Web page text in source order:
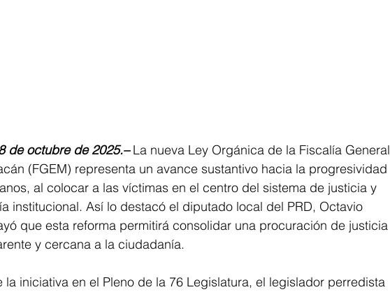
de octubre de 2025.– La nueva Ley Orgánica de la Fiscalía General
(FGEM) representa un avance sustantivo hacia la progresividad
al colocar a las víctimas en el centro del sistema de justicia y
institucional. Así lo destacó el diputado local del PRD, Octavio
que esta reforma permitirá consolidar una procuración de justicia
y cercana a la ciudadanía.
la iniciativa en el Pleno de la 76 Legislatura, el legislador perredista